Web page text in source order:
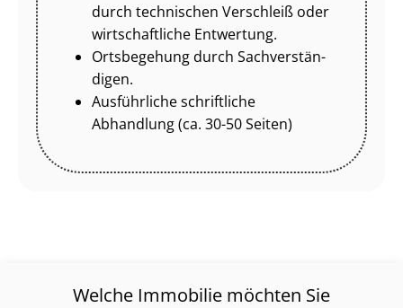
durch technischen Verschleiß oder
wirtschaftliche Entwertung.
Ortsbegehung durch Sach­ver­stän­
di­gen.
Ausführliche schriftliche
Abhandlung (ca. 30-50 Seiten)
Welche Immobilie möchten Sie